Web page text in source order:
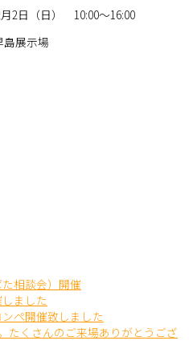
（日） 10:00～16:00
展示場
相談会）開催
ました
ペ開催致しました
たくさんのご来場ありがとうござ